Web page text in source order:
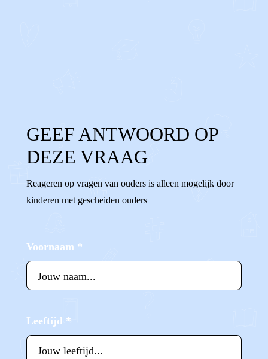
GEEF ANTWOORD OP
DEZE VRAAG
Reageren op vragen van ouders is alleen mogelijk door
kinderen met gescheiden ouders
Voornaam *
Leeftijd *